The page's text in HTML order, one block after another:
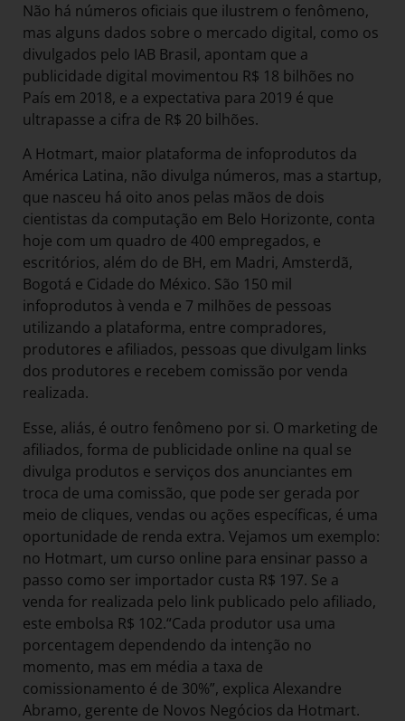
Não há números oficiais que ilustrem o fenômeno,
mas alguns dados sobre o mercado digital, como os
divulgados pelo IAB Brasil, apontam que a
publicidade digital movimentou R$ 18 bilhões no
País em 2018, e a expectativa para 2019 é que
ultrapasse a cifra de R$ 20 bilhões.
A Hotmart, maior plataforma de infoprodutos da
América Latina, não divulga números, mas a startup,
que nasceu há oito anos pelas mãos de dois
cientistas da computação em Belo Horizonte, conta
hoje com um quadro de 400 empregados, e
escritórios, além do de BH, em Madri, Amsterdã,
Bogotá e Cidade do México. São 150 mil
infoprodutos à venda e 7 milhões de pessoas
utilizando a plataforma, entre compradores,
produtores e afiliados, pessoas que divulgam links
dos produtores e recebem comissão por venda
realizada.
Esse, aliás, é outro fenômeno por si. O marketing de
afiliados, forma de publicidade online na qual se
divulga produtos e serviços dos anunciantes em
troca de uma comissão, que pode ser gerada por
meio de cliques, vendas ou ações específicas, é uma
oportunidade de renda extra. Vejamos um exemplo:
no Hotmart, um curso online para ensinar passo a
passo como ser importador custa R$ 197. Se a
venda for realizada pelo link publicado pelo afiliado,
este embolsa R$ 102.“Cada produtor usa uma
porcentagem dependendo da intenção no
momento, mas em média a taxa de
comissionamento é de 30%”, explica Alexandre
Abramo, gerente de Novos Negócios da Hotmart.